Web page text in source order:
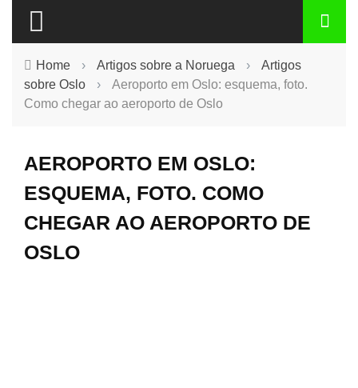
Home › Artigos sobre a Noruega ›
Artigos
sobre Oslo
›
Aeroporto em Oslo: esquema, foto.
Como chegar ao aeroporto de Oslo
AEROPORTO EM OSLO:
ESQUEMA, FOTO. COMO
CHEGAR AO AEROPORTO DE
OSLO